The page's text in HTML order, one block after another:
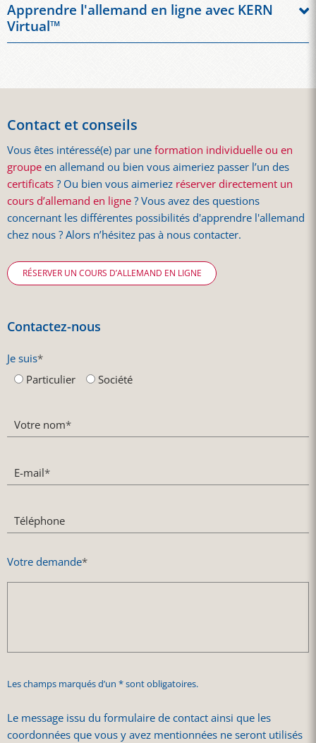
succursales, nous vous proposons différentes modalités pour
le cours de langue en allemand. Lors de la formation interne,
employés. Dans nossuccursales, vous pouvez participer à
groupe, soit individuellement.
Apprendre l'allemand en ligne avec KERN
Virtual™
économisez du temps et participez en direct à votre cours de
langue en vidéo en temps réel.
Contact et conseils
Vous êtes intéressé(e) par uneformation individuelle ou en
groupeen allemand ou bien vous aimeriez passer l’un des
certificats? Ou bien vous aimeriez réserver directement un
cours d’allemand en ligne? Vous avez des questions
concernant les différentes possibilités d'apprendre l'allemand
chez nous ? Alors n’hésitez pas à nous contacter.
RÉSERVER UN COURS D’ALLEMAND EN LIGNE
Contactez-nous
Je suis*
Particulier
Société
Votre nom*
E-mail*
Téléphone
Votre demande*
Les champs marqués d’un * sont obligatoires.
Le message issu du formulaire de contact ainsi que les
coordonnées que vous y avez mentionnées ne seront utilisés